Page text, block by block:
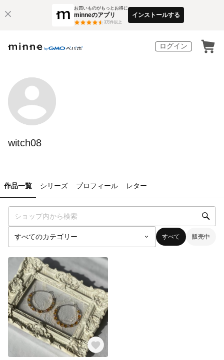
お買いものがもっとお得に
minneのアプリ
3万件以上
インストールする
ログイン
witch08
作品一覧 シリーズ プロフィール レター
すべて 販売中